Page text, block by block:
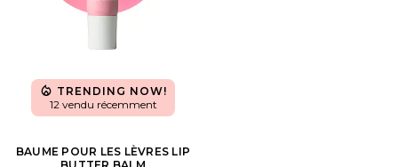
TRENDING NOW!
12 vendu récemment
BAUME POUR LES LÈVRES LIP